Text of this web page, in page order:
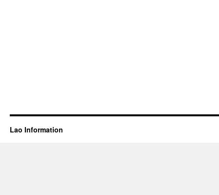
Lao Information